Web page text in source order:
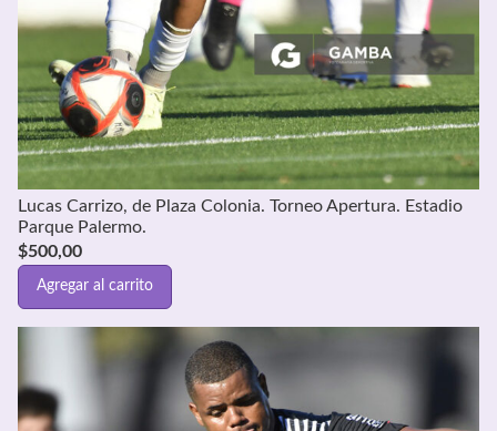
Lucas Carrizo, de Plaza Colonia. Torneo Apertura. Estadio
Parque Palermo.
$500,00
Agregar al carrito